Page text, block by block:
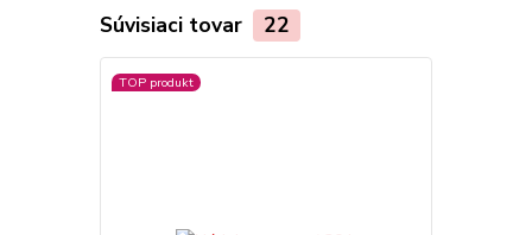
Súvisiaci tovar 22
TOP produkt